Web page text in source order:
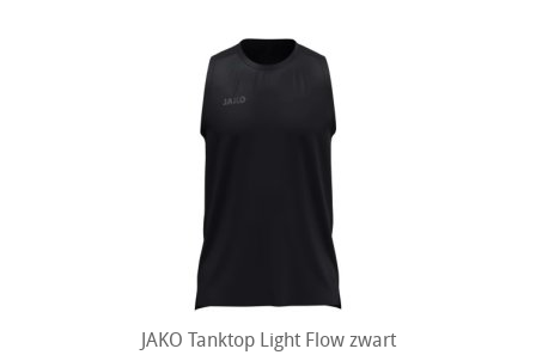
JAKO Tanktop Light Flow zwart